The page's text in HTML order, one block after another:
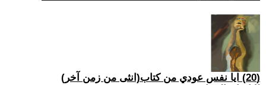
(20) ايا نفس عودي من كتاب(انثى من زمن آخر)